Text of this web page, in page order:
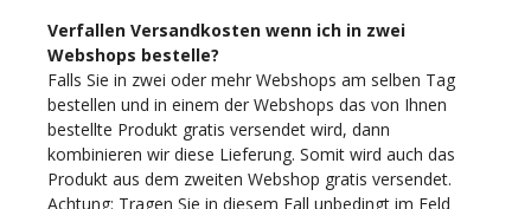
Verfallen Versandkosten wenn ich in zwei
Webshops bestelle?
Falls Sie in zwei oder mehr Webshops am selben Tag
bestellen und in einem der Webshops das von Ihnen
bestellte Produkt gratis versendet wird, dann
kombinieren wir diese Lieferung. Somit wird auch das
Produkt aus dem zweiten Webshop gratis versendet.
Achtung: Tragen Sie in diesem Fall unbedingt im Feld